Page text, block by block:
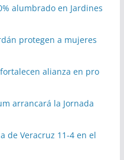
alumbrado en Jardines
protegen a mujeres
alianza en pro
arrancará la Jornada
de Veracruz 11-4 en el